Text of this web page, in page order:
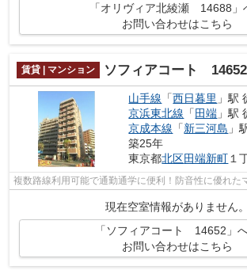
「オリヴィア北綾瀬 14688」
お問い合わせはこちら
賃貸 | マンション ソフィアコート 14652
山手線 「西日暮里 」駅
京浜東北線 「 田端 」駅
京成本線 「新三河島 」
築25年
東京都北区田端新町 １
複数路線利用可能で通勤通学に便利！防音性に優れた
現在空室情報がありません。
「ソフィアコート 14652」
お問い合わせはこちら